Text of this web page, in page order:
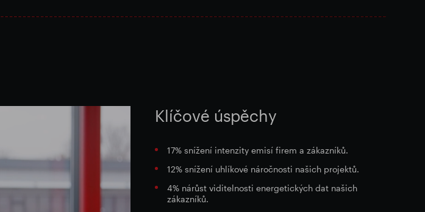
Klíčové úspěchy
17% snížení intenzity emisí firem a zákazníků.
12% snížení uhlíkové náročnosti našich projektů.
4% nárůst viditelnosti energetických dat našich
zákazníků.